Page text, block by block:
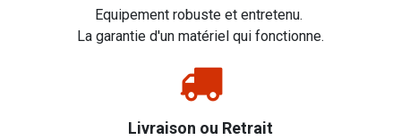
Equipement robuste et entretenu.
La garantie d'un matériel qui fonctionne.
Livraison ou Retrait